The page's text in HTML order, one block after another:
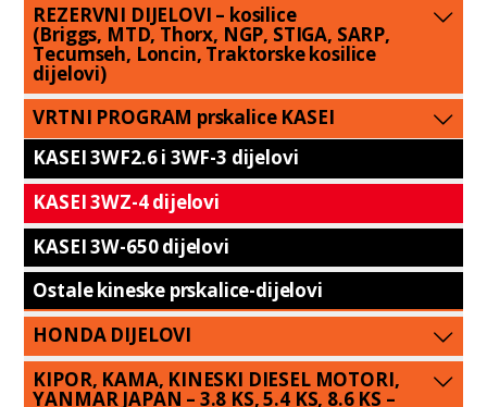
REZERVNI DIJELOVI – kosilice
(Briggs, MTD, Thorx, NGP, STIGA, SARP,
Tecumseh, Loncin, Traktorske kosilice
dijelovi)
VRTNI PROGRAM prskalice KASEI
KASEI 3WF2.6 i 3WF-3 dijelovi
KASEI 3WZ-4 dijelovi
KASEI 3W-650 dijelovi
Ostale kineske prskalice-dijelovi
HONDA DIJELOVI
KIPOR, KAMA, KINESKI DIESEL MOTORI,
YANMAR JAPAN – 3.8 KS, 5.4 KS, 8.6 KS –